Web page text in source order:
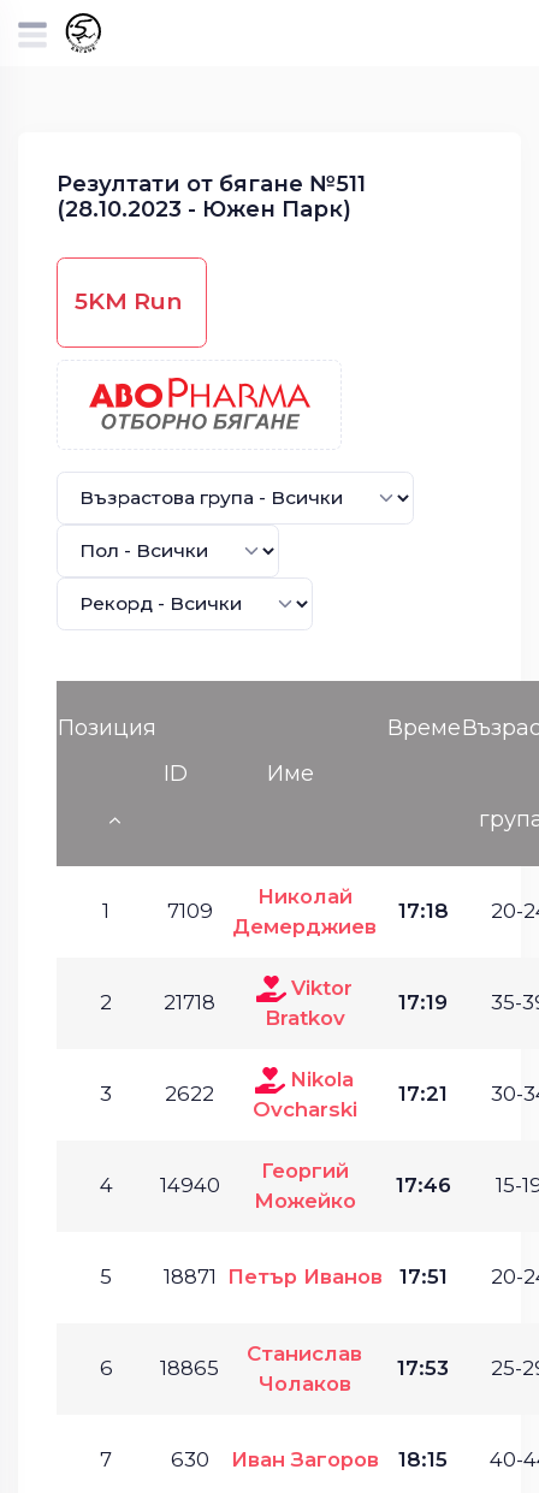
Резултати от бягане №511
(28.10.2023 - Южен Парк)
5KM Run
Позиция
ID
Име
Време
1 7109
Николай
Демерджиев
17:18 20-
2 21718
Viktor
Bratkov
17:19 35-
3 2622
Nikola
Ovcharski
17:21 30-
4 14940
Георгий
Можейко
17:46 15-
5 18871 Петър Иванов 17:51 20-
6 18865
Станислав
Чолаков
17:53 25-
7 630 Иван Загоров 18:15 40-